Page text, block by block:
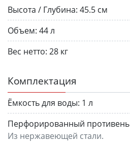
Высота / Глубина: 45.5 см
Объем: 44 л
Вес нетто: 28 кг
Комплектация
Ёмкость для воды: 1 л
Перфорированный противень
Из нержавеющей стали.